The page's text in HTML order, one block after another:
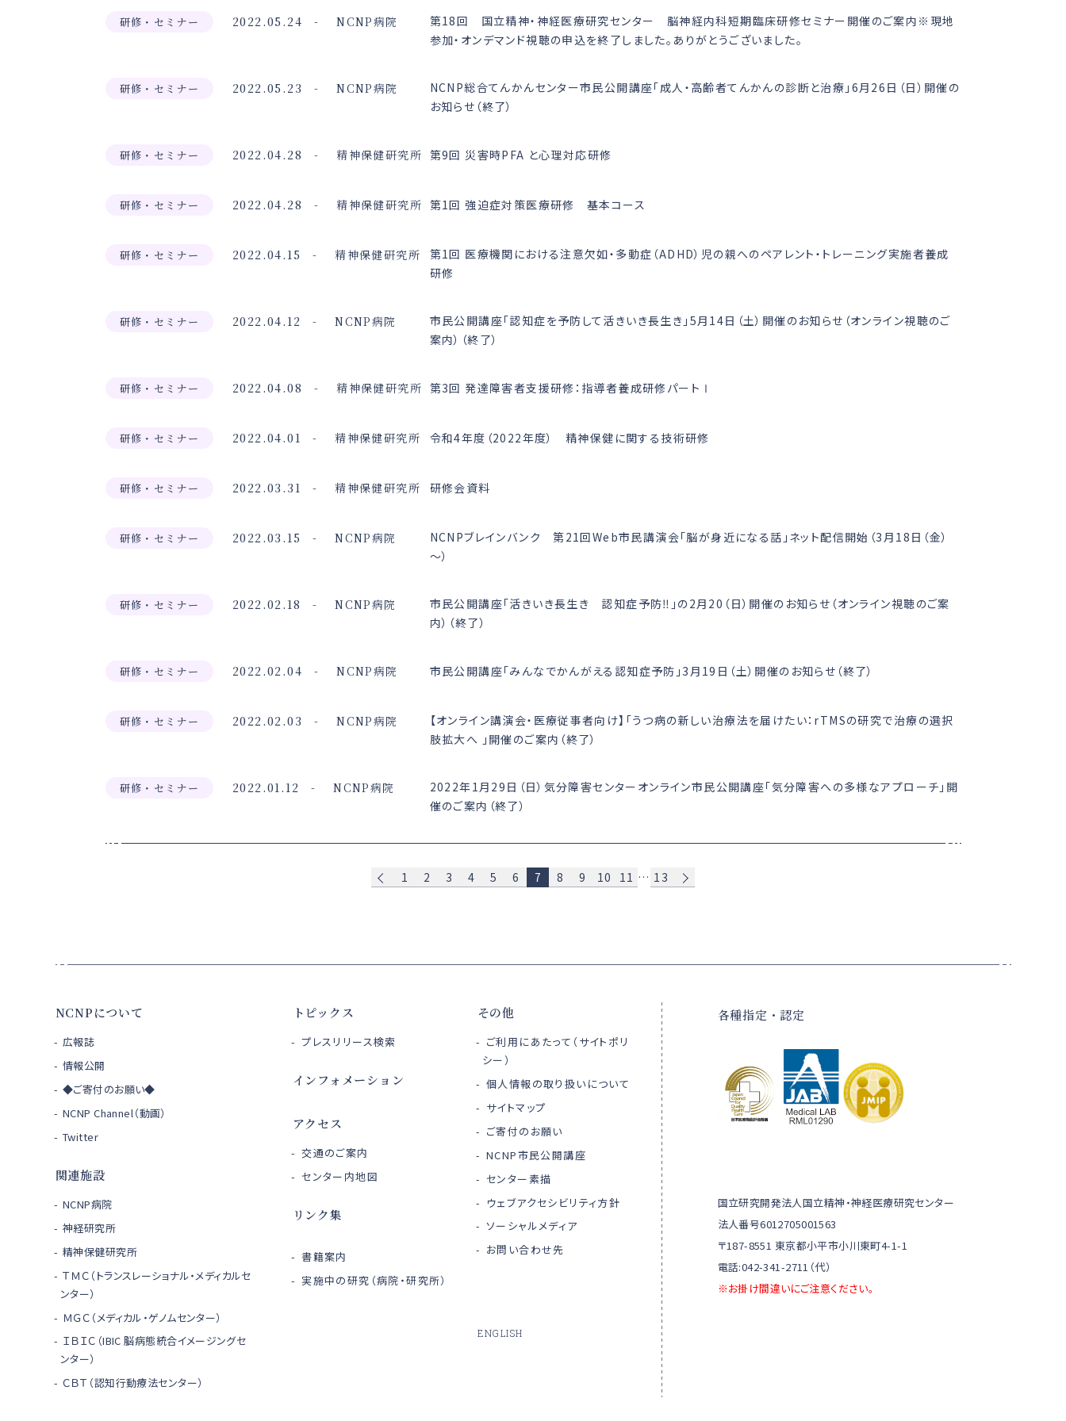
研修・セミナー 2022.05.24 NCNP病院
第18回 国立精神・神経医療研究センター 脳神経内科短期臨床研修セミナー開催のご案内※現地
参加・オンデマンド視聴の申込を終了しました。ありがとうございました。
研修・セミナー 2022.05.23 NCNP病院
NCNP総合てんかんセンター市民公開講座「成人・高齢者てんかんの診断と治療」6月26日（日）開催の
お知らせ（終了）
研修・セミナー 2022.04.28 精神保健研究所 第9回 災害時PFA と心理対応研修
研修・セミナー 2022.04.28 精神保健研究所 第1回 強迫症対策医療研修 基本コース
研修・セミナー 2022.04.15 精神保健研究所
第1回 医療機関における注意欠如・多動症（ADHD）児の親へのペアレント・トレーニング実施者養成
研修
研修・セミナー 2022.04.12 NCNP病院
市民公開講座「認知症を予防して活きいき長生き」5月14日（土）開催のお知らせ（オンライン視聴のご
案内）（終了）
研修・セミナー 2022.04.08 精神保健研究所 第3回 発達障害者支援研修：指導者養成研修パートⅠ
研修・セミナー 2022.04.01 精神保健研究所 令和4年度（2022年度） 精神保健に関する技術研修
研修・セミナー 2022.03.31 精神保健研究所 研修会資料
研修・セミナー 2022.03.15 NCNP病院
NCNPブレインバンク 第21回Web市民講演会「脳が身近になる話」ネット配信開始（3月18日（金）
～）
研修・セミナー 2022.02.18 NCNP病院
市民公開講座「活きいき長生き 認知症予防‼」の2月20（日）開催のお知らせ（オンライン視聴のご案
内）（終了）
研修・セミナー 2022.02.04 NCNP病院 市民公開講座「みんなでかんがえる認知症予防」3月19日（土）開催のお知らせ（終了）
研修・セミナー 2022.02.03 NCNP病院
【オンライン講演会・医療従事者向け】「うつ病の新しい治療法を届けたい：rTMSの研究で治療の選択
肢拡大へ 」開催のご案内（終了）
研修・セミナー 2022.01.12 NCNP病院
2022年1月29日（日）気分障害センターオンライン市民公開講座「気分障害への多様なアプローチ」開
催のご案内（終了）
1 2 3 4 5 6 7 8 9 10 11 … 13
NCNPについて
広報誌
情報公開
◆ご寄付のお願い◆
NCNP Channel（動画）
Twitter
関連施設
NCNP病院
神経研究所
精神保健研究所
ＴＭＣ（トランスレーショナル・メディカルセ
ンター）
ＭＧＣ（メディカル・ゲノムセンター）
ＩＢＩＣ（IBIC 脳病態統合イメージングセ
ンター）
ＣＢＴ（認知行動療法センター）
トピックス
プレスリリース検索
インフォメーション
アクセス
交通のご案内
センター内地図
リンク集
書籍案内
実施中の研究（病院・研究所）
その他
ご利用にあたって（サイトポリ
シー）
個人情報の取り扱いについて
サイトマップ
ご寄付のお願い
NCNP市民公開講座
センター素描
ウェブアクセシビリティ方針
ソーシャルメディア
お問い合わせ先
ENGLISH
各種指定・認定
国立研究開発法人国立精神・神経医療研究センター
法人番号6012705001563
〒187-8551 東京都小平市小川東町4-1-1
電話:042-341-2711（代）
※お掛け間違いにご注意ください。